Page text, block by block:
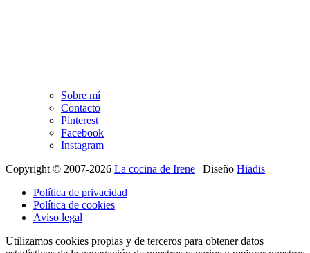
Sobre mí
Contacto
Pinterest
Facebook
Instagram
Copyright © 2007-2026 La cocina de Irene | Diseño Hiadis
Política de privacidad
Política de cookies
Aviso legal
Utilizamos cookies propias y de terceros para obtener datos